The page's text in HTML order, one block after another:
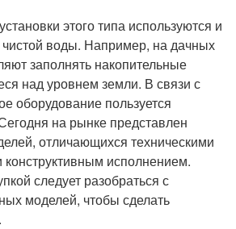
этого типа используются и
воды. Например, на дачных
заполнять накопительные
над уровнем земли. В связи с
оборудование пользуется
на рынке представлен
отличающихся техническими
конструктивным исполнением.
следует разобраться с
моделей, чтобы сделать